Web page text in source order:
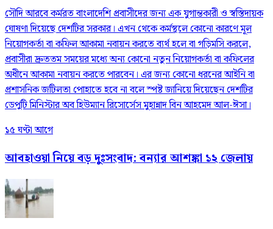
সৌদি আরবে কর্মরত বাংলাদেশি প্রবাসীদের জন্য এক যুগান্তকারী ও স্বস্তিদায়ক
ঘোষণা দিয়েছে দেশটির সরকার। এখন থেকে কর্মস্থলে কোনো কারণে মূল
নিয়োগকর্তা বা কফিল আকামা নবায়ন করতে ব্যর্থ হলে বা গড়িমসি করলে,
প্রবাসীরা দ্রুততম সময়ের মধ্যে অন্য কোনো নতুন নিয়োগকর্তা বা কফিলের
অধীনে আকামা নবায়ন করতে পারবেন। এর জন্য কোনো ধরনের আইনি বা
প্রশাসনিক জটিলতা পোহাতে হবে না বলে স্পষ্ট জানিয়ে দিয়েছেন দেশটির
ডেপুটি মিনিস্টার অব হিউম্যান রিসোর্সেস মুহান্নাদ বিন আহমেদ আল-ঈসা।
১৫ ঘণ্টা আগে
আবহাওয়া নিয়ে বড় দুঃসংবাদ: বন্যার আশঙ্কা ১২ জেলায়